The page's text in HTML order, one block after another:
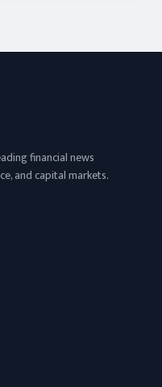
financial news
and capital markets.